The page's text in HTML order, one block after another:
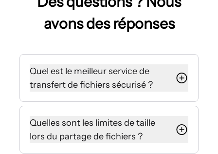
avons des réponses
Quel est le meilleur service de
transfert de fichiers sécurisé ?
Internxt propose un partage de
fichiers sécurisé intégré à votre
stockage cloud avec Internxt Drive,
ou sous forme de plateforme
Quelles sont les limites de taille
lors du partage de fichiers ?